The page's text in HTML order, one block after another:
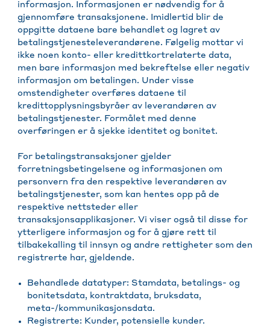
informasjon. Informasjonen er nødvendig for å
gjennomføre transaksjonene. Imidlertid blir de
oppgitte dataene bare behandlet og lagret av
betalingstjenesteleverandørene. Følgelig mottar vi
ikke noen konto- eller kredittkortrelaterte data,
men bare informasjon med bekreftelse eller negativ
informasjon om betalingen. Under visse
omstendigheter overføres dataene til
kredittopplysningsbyråer av leverandøren av
betalingstjenester. Formålet med denne
overføringen er å sjekke identitet og bonitet.
For betalingstransaksjoner gjelder
forretningsbetingelsene og informasjonen om
personvern fra den respektive leverandøren av
betalingstjenester, som kan hentes opp på de
respektive nettsteder eller
transaksjonsapplikasjoner. Vi viser også til disse for
ytterligere informasjon og for å gjøre rett til
tilbakekalling til innsyn og andre rettigheter som den
registrerte har, gjeldende.
Behandlede datatyper: Stamdata, betalings- og
bonitetsdata, kontraktdata, bruksdata,
meta-/kommunikasjonsdata.
Registrerte: Kunder, potensielle kunder.